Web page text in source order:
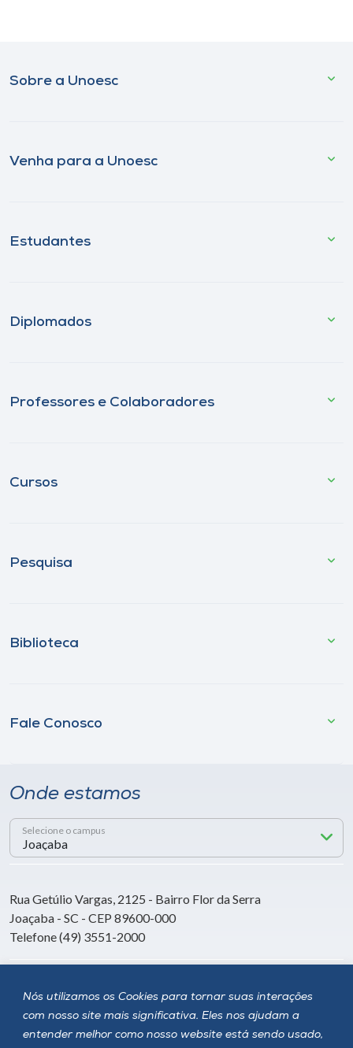
Nós utilizamos os Cookies para tornar suas interações
com nosso site mais significativa. Eles nos ajudam a
entender melhor como nosso website está sendo usado,
Sobre a Unoesc
Venha para a Unoesc
Estudantes
Diplomados
Professores e Colaboradores
Cursos
Pesquisa
Biblioteca
Fale Conosco
Onde estamos
Selecione o campus
Rua Getúlio Vargas, 2125 - Bairro Flor da Serra
Joaçaba - SC - CEP 89600-000
Telefone (49) 3551-2000
Siga a Unoesc